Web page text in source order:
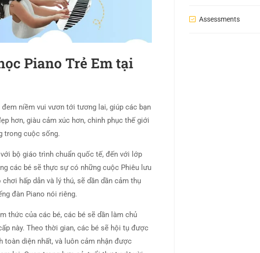
Piano Trẻ Em tại
niềm vui vươn tới tương lai, giúp các bạn
hơn, giàu cảm xúc hơn, chinh phục thế giới
trong cuộc sống.
bộ giáo trình chuẩn quốc tế, đến với lớp
các bé sẽ thực sự có những cuộc Phiêu lưu
hấp dẫn và lý thú, sẽ dần dần cảm thụ
đàn Piano nói riêng.
thức của các bé, các bé sẽ dần làm chủ
này. Theo thời gian, các bé sẽ hội tụ được
toàn diện nhất, và luôn cảm nhận được
Assessments